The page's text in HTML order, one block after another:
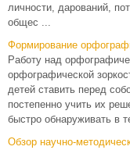
личности, дарований,
общес ...
Формирование
Работу над
орфографической
детей ставить перед
постепенно учить их
быстро обнаруживать в
Обзор научно-